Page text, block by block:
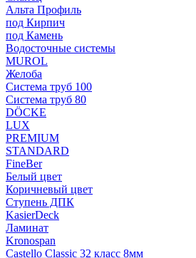
Альта Профиль
под Кирпич
под Камень
Водосточные системы
MUROL
Желоба
Система труб 100
Система труб 80
DÖCKE
LUX
PREMIUM
STANDARD
FineBer
Белый цвет
Коричневый цвет
Ступень ДПК
KasierDeck
Ламинат
Kronospan
Castello Classic 32 класс 8мм